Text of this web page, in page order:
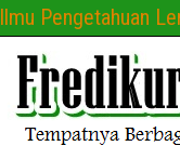
Ilmu Pengetahuan